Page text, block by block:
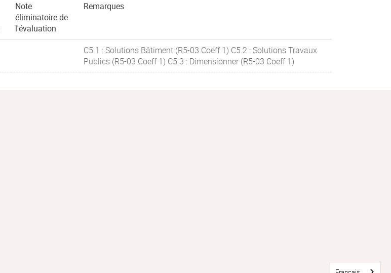
Note
éliminatoire de
l'évaluation
Remarques
C5.1 : Solutions Bâtiment (R5-03 Coeff 1) C5.2 : Solutions Travaux
Publics (R5-03 Coeff 1) C5.3 : Dimensionner (R5-03 Coeff 1)